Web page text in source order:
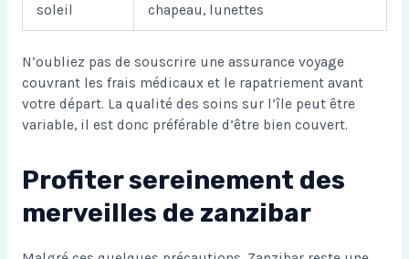
soleil
chapeau, lunettes
N’oubliez pas de souscrire une assurance voyage
couvrant les frais médicaux et le rapatriement avant
votre départ. La qualité des soins sur l’île peut être
variable, il est donc préférable d’être bien couvert.
Profiter sereinement des
merveilles de zanzibar